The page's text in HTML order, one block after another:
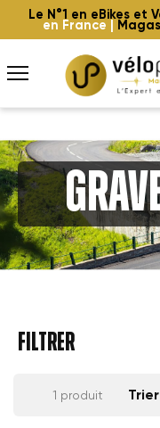
Le N°1 en eBikes et
en France |
FILTRER
1 produit